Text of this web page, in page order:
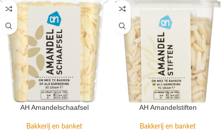
AH Amandelschaafsel
Bakkerij en banket
AH Amandelstiften
Bakkerij en banket